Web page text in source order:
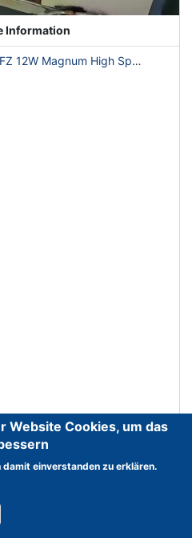
Information
FZ 12W Magnum High Speed
Website Cookies, um das
einverstanden zu erklären.